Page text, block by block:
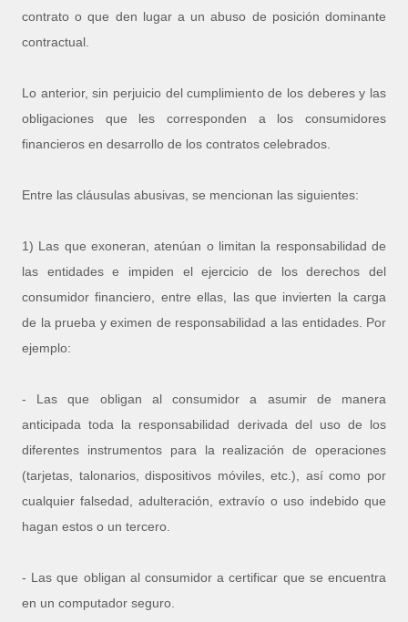
contrato o que den lugar a un abuso de posición dominante
contractual.
Lo anterior, sin perjuicio del cumplimiento de los deberes y las
obligaciones que les corresponden a los consumidores
financieros en desarrollo de los contratos celebrados.
Entre las cláusulas abusivas, se mencionan las siguientes:
1) Las que exoneran, atenúan o limitan la responsabilidad de
las entidades e impiden el ejercicio de los derechos del
consumidor financiero, entre ellas, las que invierten la carga
de la prueba y eximen de responsabilidad a las entidades. Por
ejemplo:
- Las que obligan al consumidor a asumir de manera
anticipada toda la responsabilidad derivada del uso de los
diferentes instrumentos para la realización de operaciones
(tarjetas, talonarios, dispositivos móviles, etc.), así como por
cualquier falsedad, adulteración, extravío o uso indebido que
hagan estos o un tercero.
- Las que obligan al consumidor a certificar que se encuentra
en un computador seguro.